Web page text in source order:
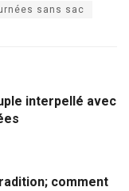
sans sac
interpellé avec
comment